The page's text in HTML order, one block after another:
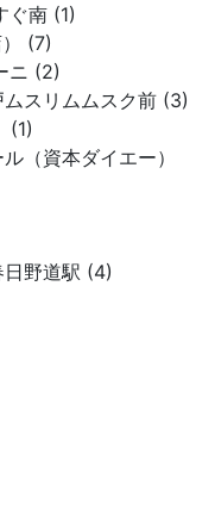
ぐ南 (1)
(7)
ニ (2)
スリムムスク前 (3)
(1)
（資本ダイエー）
野道駅 (4)